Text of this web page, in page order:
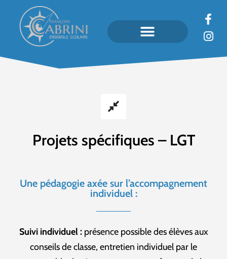
Projets spécifiques – LGT
Une pédagogie axée sur l’accompagnement
individuel :
Suivi individuel :présence possible des élèves aux
conseils de classe, entretien individuel par le